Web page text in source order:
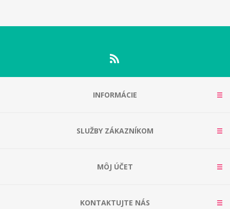
INFORMÁCIE
SLUŽBY ZÁKAZNÍKOM
MÔJ ÚČET
KONTAKTUJTE NÁS